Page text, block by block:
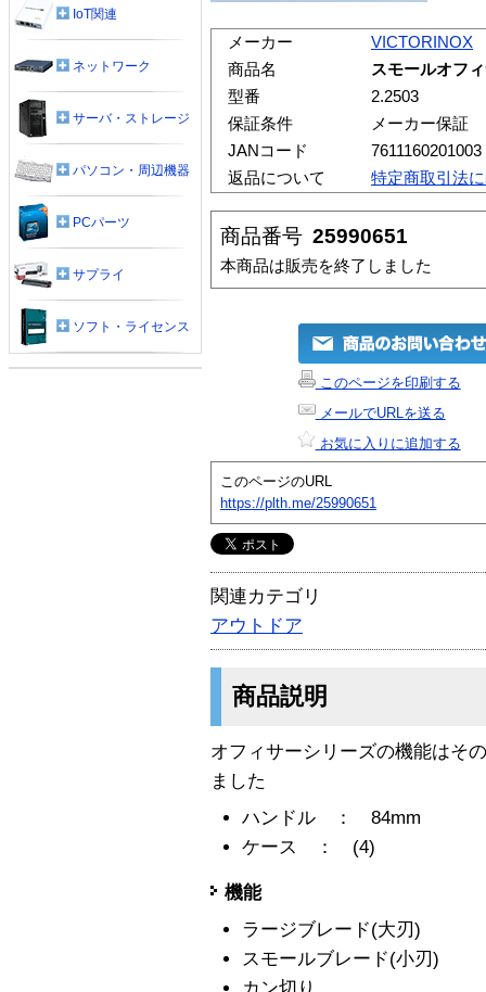
メーカー
VICTORINOX
商品名
スモールオフ
型番
2.2503
保証条件
メーカー保証
JANコード
7611160201003
返品について
特定商取引法
商品番号 25990651
本商品は販売を終了しました
このページを印刷する
メールでURLを送る
お気に入りに追加する
このページのURL
https://plth.me/25990651
関連カテゴリ
アウトドア
商品説明
オフィサーシリーズの機能はそ
ました
ハンドル ： 84mm
ケース ： (4)
機能
ラージブレード(大刃)
スモールブレード(小刃)
IoT関連
ネットワーク
サーバ・ストレージ
パソコン・周辺機器
PCパーツ
サプライ
ソフト・ライセンス